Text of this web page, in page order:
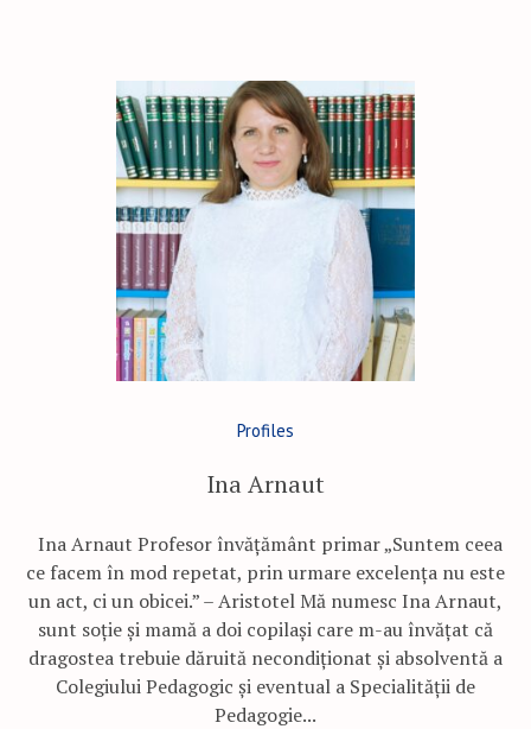
Profiles
Ina Arnaut
Ina Arnaut Profesor învățământ primar „Suntem ceea
ce facem în mod repetat, prin urmare excelența nu este
un act, ci un obicei.” – Aristotel Mă numesc Ina Arnaut,
sunt soție și mamă a doi copilași care m-au învățat că
dragostea trebuie dăruită necondiționat și absolventă a
Colegiului Pedagogic și eventual a Specialității de
Pedagogie...